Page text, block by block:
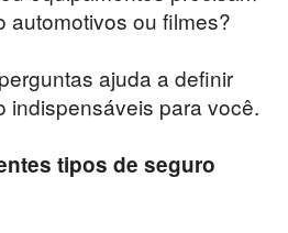
automotivos ou filmes?
ajuda a definir
indispensáveis ​​para você.
tipos de seguro